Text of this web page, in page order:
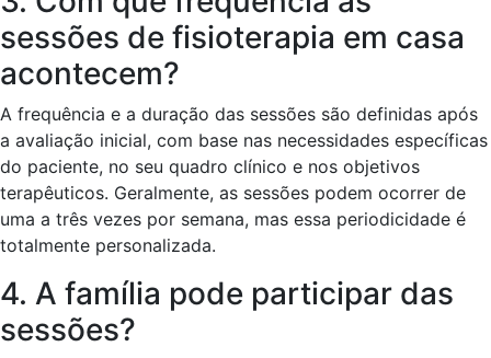
sessões de fisioterapia em casa
acontecem?
A frequência e a duração das sessões são definidas após
a avaliação inicial, com base nas necessidades específicas
do paciente, no seu quadro clínico e nos objetivos
terapêuticos. Geralmente, as sessões podem ocorrer de
uma a três vezes por semana, mas essa periodicidade é
totalmente personalizada.
4. A família pode participar das
sessões?